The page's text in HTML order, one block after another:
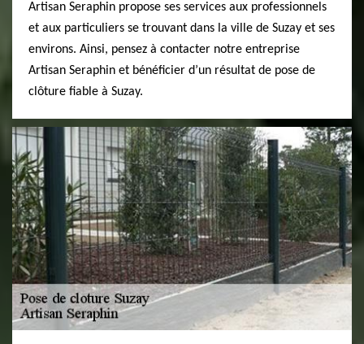
Artisan Seraphin propose ses services aux professionnels
et aux particuliers se trouvant dans la ville de Suzay et ses
environs. Ainsi, pensez à contacter notre entreprise
Artisan Seraphin et bénéficier d’un résultat de pose de
clôture fiable à Suzay.